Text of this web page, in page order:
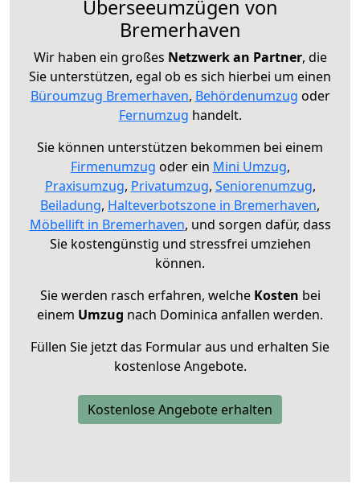
Überseeumzügen von
Bremerhaven
Wir haben ein großes Netzwerk an Partner, die
Sie unterstützen, egal ob es sich hierbei um einen
Büroumzug Bremerhaven, Behördenumzug oder
Fernumzug handelt.
Sie können unterstützen bekommen bei einem
Firmenumzug oder ein Mini Umzug,
Praxisumzug, Privatumzug, Seniorenumzug,
Beiladung, Halteverbotszone in Bremerhaven,
Möbellift in Bremerhaven, und sorgen dafür, dass
Sie kostengünstig und stressfrei umziehen
können.
Sie werden rasch erfahren, welche Kosten bei
einem Umzug nach Dominica anfallen werden.
Füllen Sie jetzt das Formular aus und erhalten Sie
kostenlose Angebote.
Kostenlose Angebote erhalten